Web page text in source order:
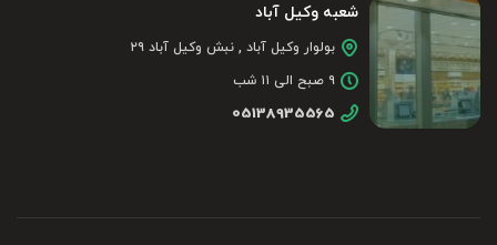
شعبه وکیل آباد
بولوار وکیل آباد , نبش وکیل آباد ۲۹
۹ صبح الی ۱۱ شب
05138935565